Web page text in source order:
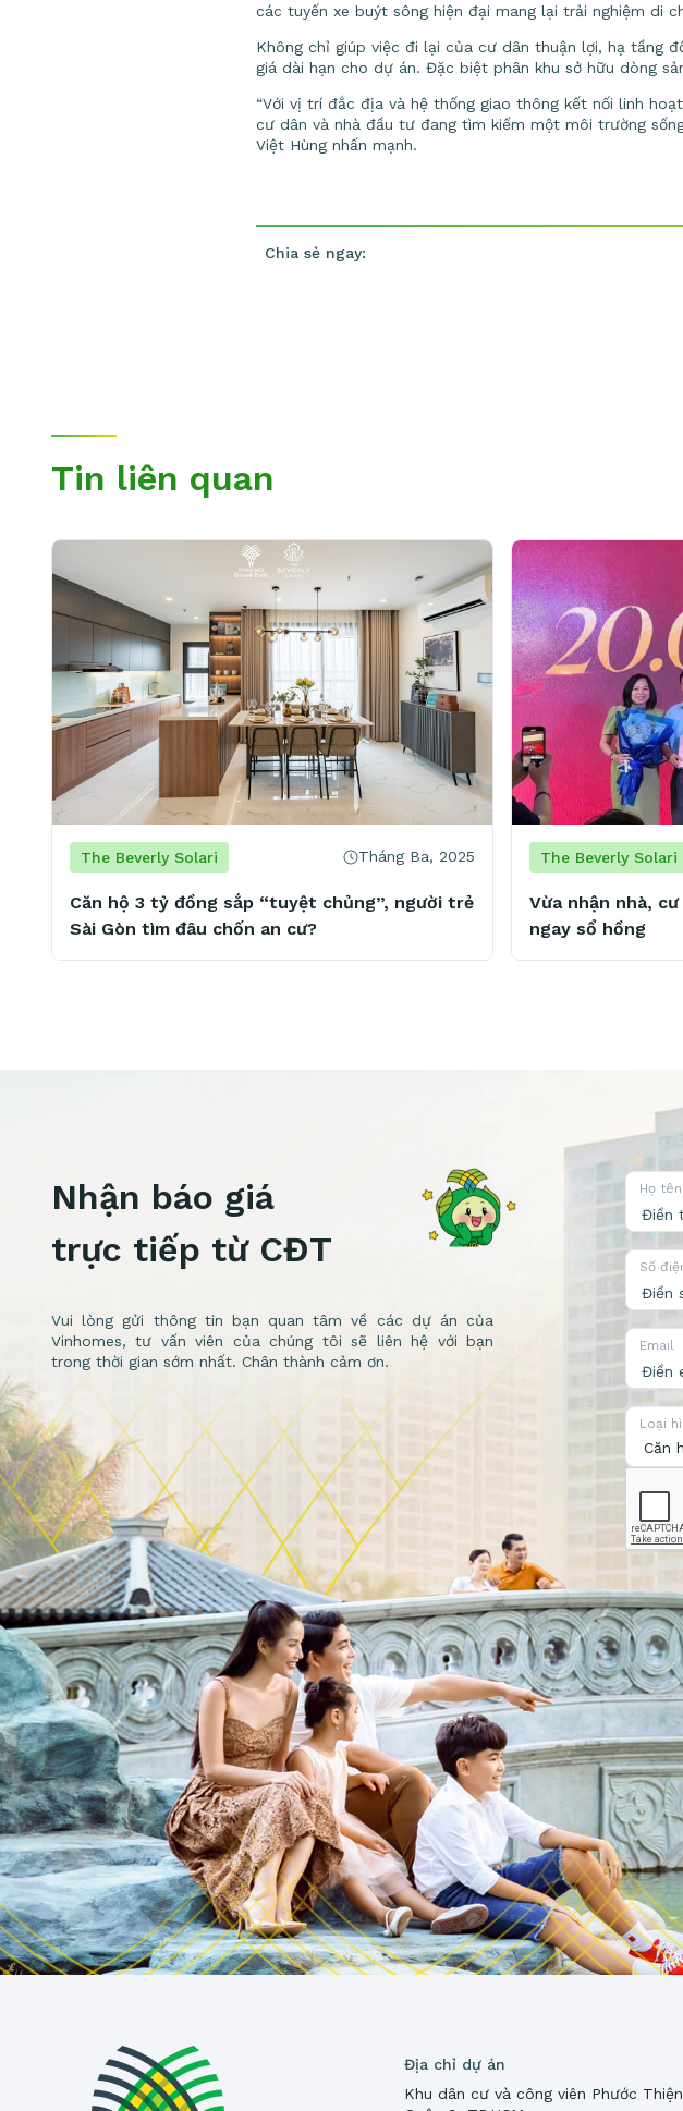
các tuyến xe buýt sông hiện đại mang lại trải nghiệm di
Không chỉ giúp việc đi lại của cư dân thuận lợi, hạ tầng
giá dài hạn cho dự án. Đặc biệt phân khu sở hữu dòng
“Với vị trí đắc địa và hệ thống giao thông kết nối linh
cư dân và nhà đầu tư đang tìm kiếm một môi trường
Việt Hùng nhấn mạnh.
Chia sẻ ngay:
Tin liên quan
The Beverly Solari Tháng Ba, 2025
Căn hộ 3 tỷ đồng sắp “tuyệt chủng”, người trẻ
Sài Gòn tìm đâu chốn an cư?
The Beverly Solari
Vừa nhận nhà,
ngay sổ hồng
Nhận báo giá
trực tiếp từ CĐT
Vui lòng gửi thông tin bạn quan tâm về các dự án của
Vinhomes, tư vấn viên của chúng tôi sẽ liên hệ với bạn
trong thời gian sớm nhất. Chân thành cảm ơn.
Họ tên
Số
Email
Loại
Địa chỉ dự án
Khu dân cư và công viên Phước